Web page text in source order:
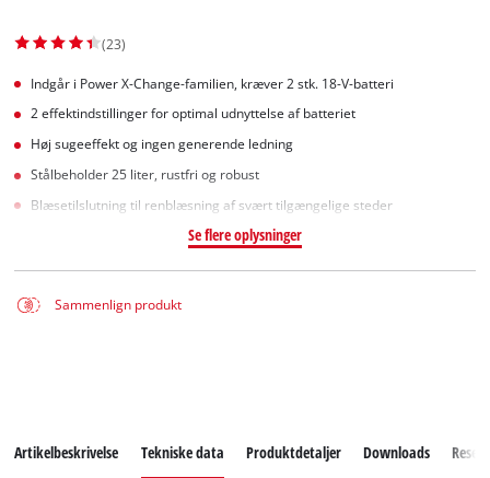
(23)
Indgår i Power X-Change-familien, kræver 2 stk. 18-V-batteri
2 effektindstillinger for optimal udnyttelse af batteriet
Høj sugeeffekt og ingen generende ledning
Stålbeholder 25 liter, rustfri og robust
Blæsetilslutning til renblæsning af svært tilgængelige steder
Se flere oplysninger
Sammenlign produkt
Artikelbeskrivelse Tekniske data Produktdetaljer Downloads